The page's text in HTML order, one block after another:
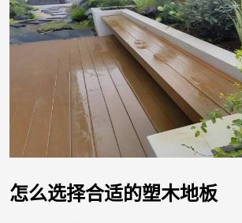
怎么选择合适的塑木地板